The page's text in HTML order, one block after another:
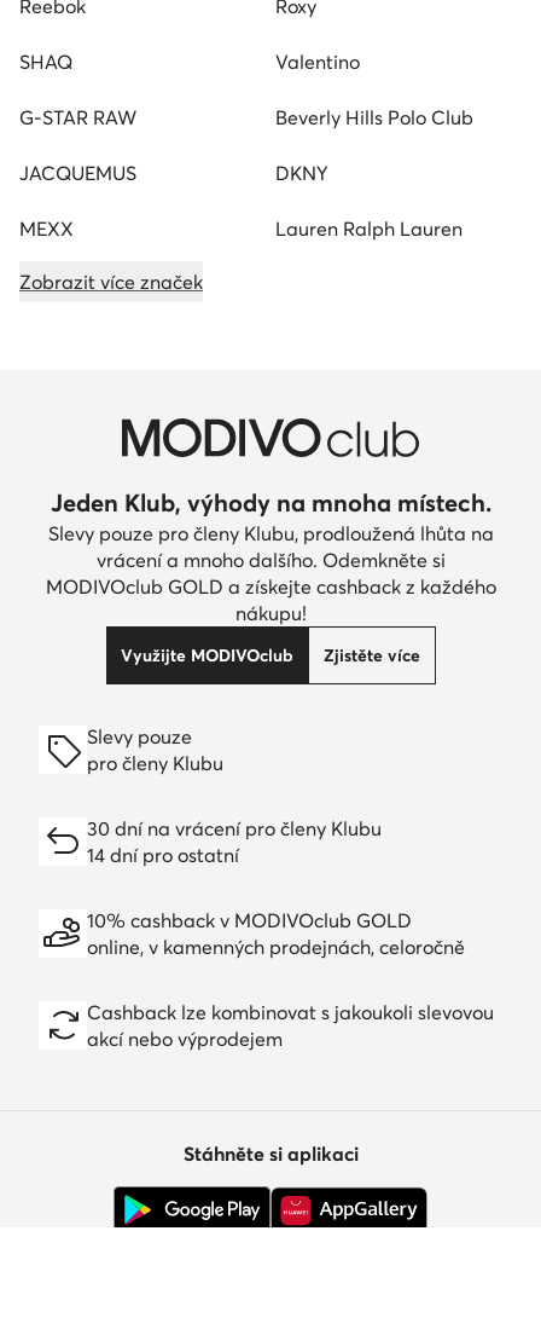
Reebok Roxy
SHAQ Valentino
G-STAR RAW Beverly Hills Polo Club
JACQUEMUS DKNY
MEXX Lauren Ralph Lauren
Zobrazit více značek
Jeden Klub, výhody na mnoha místech.
Slevy pouze pro členy Klubu, prodloužená lhůta na
vrácení a mnoho dalšího. Odemkněte si
MODIVOclub GOLD a získejte cashback z každého
nákupu!
Využijte MODIVOclub Zjistěte více
Slevy pouze
pro členy Klubu
30 dní na vrácení pro členy Klubu
14 dní pro ostatní
10% cashback v MODIVOclub GOLD
online, v kamenných prodejnách, celoročně
Cashback lze kombinovat s jakoukoli slevovou
akcí nebo výprodejem
Stáhněte si aplikaci